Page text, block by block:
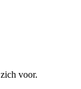
voor.